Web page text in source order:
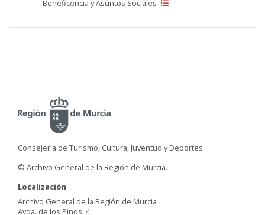
Beneficencia y Asuntos Sociales
Consejería de Turismo, Cultura, Juventud y Deportes
© Archivo General de la Región de Murcia.
Localización
Archivo General de la Región de Murcia
Avda. de los Pinos, 4